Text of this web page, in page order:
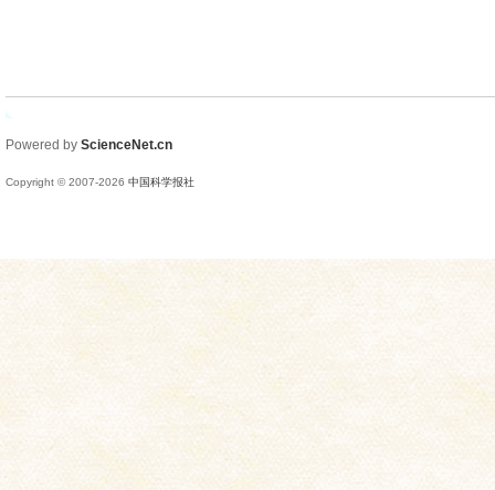
Powered by ScienceNet.cn
Copyright © 2007-2026 中国科学报社